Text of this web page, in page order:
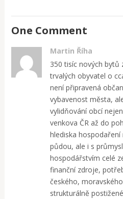
One Comment
Martin Říha
350 tisíc nových
trvalých obyvatel o
není připravená
vybavenost města,
vylidňování obcí
venkova ČR až do
hlediska
půdou, ale i s
hospodářstvím celé
finanční zdroje,
českého,
strukturálně